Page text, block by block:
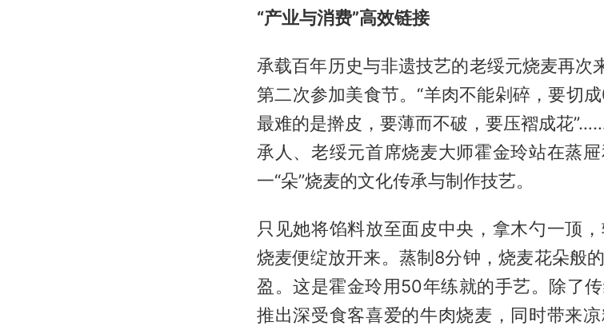
“产业与消费”高效链接
承载百年历史与非遗技艺的老绥元烧麦再次
第二次参加美食节。“羊肉不能剁碎，要切
最难的是擀皮，要薄而不破，要压褶成花
承人、老绥元首席烧麦大师霍金玲站在蒸
一“朵”烧麦的文化传承与制作技艺。
只见她将馅料放至面皮中央，拿木勺一顶
烧麦便绽放开来。蒸制8分钟，烧麦花朵般
盈。这是霍金玲用50年练就的手艺。除了
推出深受食客喜爱的牛肉烧麦，同时带来凉